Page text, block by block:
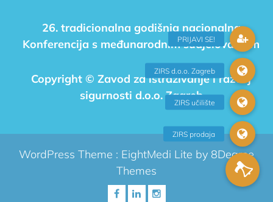
26. tradicionalna godišnja nacionalna
Konferencija s međunarodnim sudjelovanjem
Copyright © Zavod za istraživanje i razvoj
sigurnosti d.o.o. Zagreb
WordPress Theme : EightMedi Lite by 8Degree
Themes